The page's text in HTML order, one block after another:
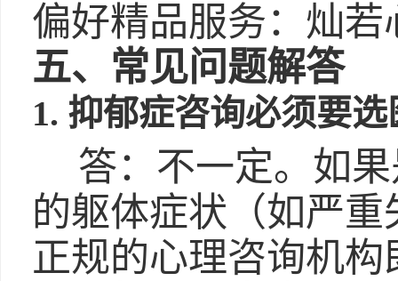
偏好精品服务：灿若
五、常见问题解答
1. 抑郁症咨询必须要
答：不一定。如
的躯体症状（如严
正规的心理咨询机